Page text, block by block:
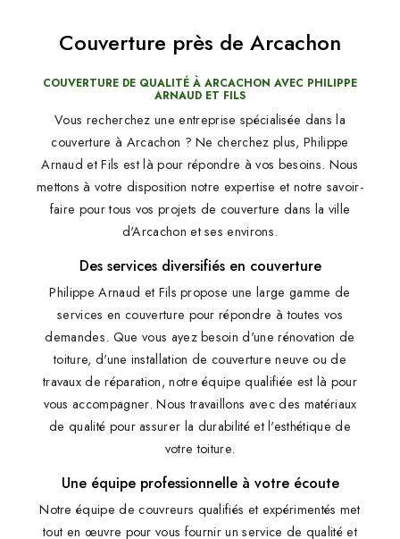
Couverture près de Arcachon
COUVERTURE DE QUALITÉ À ARCACHON AVEC PHILIPPE
ARNAUD ET FILS
Vous recherchez une entreprise spécialisée dans la
couverture à Arcachon ? Ne cherchez plus, Philippe
Arnaud et Fils est là pour répondre à vos besoins. Nous
mettons à votre disposition notre expertise et notre savoir-
faire pour tous vos projets de couverture dans la ville
d'Arcachon et ses environs.
Des services diversifiés en couverture
Philippe Arnaud et Fils propose une large gamme de
services en couverture pour répondre à toutes vos
demandes. Que vous ayez besoin d'une rénovation de
toiture, d'une installation de couverture neuve ou de
travaux de réparation, notre équipe qualifiée est là pour
vous accompagner. Nous travaillons avec des matériaux
de qualité pour assurer la durabilité et l'esthétique de
votre toiture.
Une équipe professionnelle à votre écoute
Notre équipe de couvreurs qualifiés et expérimentés met
tout en œuvre pour vous fournir un service de qualité et